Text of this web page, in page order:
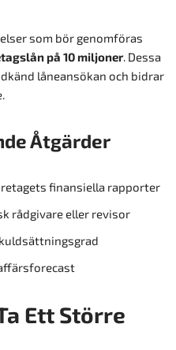
som bör genomföras
på 10 miljoner. Dessa
låneansökan och bidrar
Åtgärder
finansiella rapporter
rådgivare eller revisor
Ett Större